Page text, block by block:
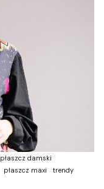
płaszcz damski
płaszcz maxi
trendy